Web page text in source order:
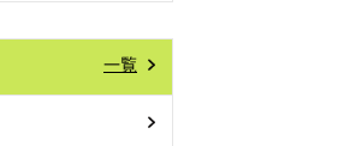
一覧